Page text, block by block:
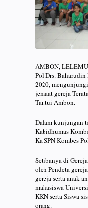
AMBON,
Pol Drs.
2020,
jemaat gereja
Tantui Ambon.
Dalam kunjungan
Kabidhumas
Ka SPN Kombes
Setibanya di
oleh Pendeta
gereja serta anak
mahasiswa
KKN serta Siswa
orang.